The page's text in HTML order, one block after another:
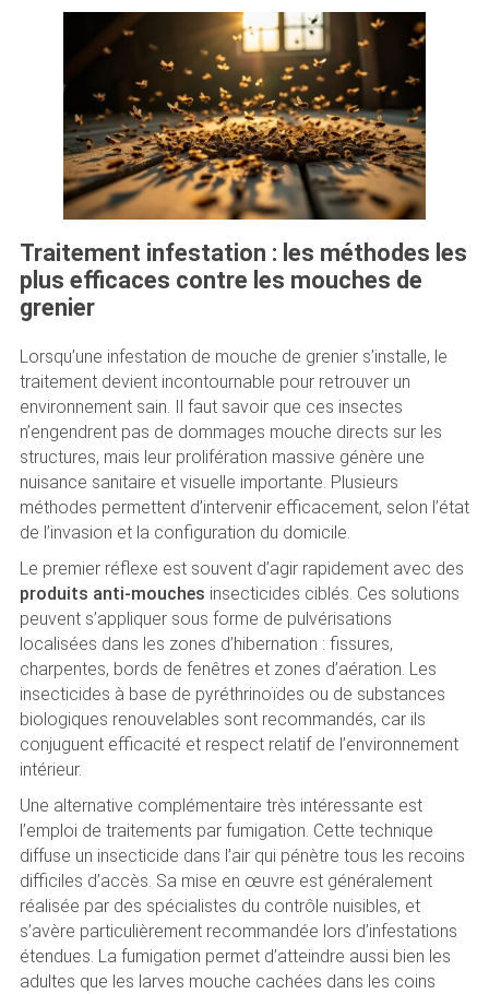
Traitement infestation : les méthodes les
plus efficaces contre les mouches de
grenier
Lorsqu’une infestation de mouche de grenier s’installe, le
traitement devient incontournable pour retrouver un
environnement sain. Il faut savoir que ces insectes
n’engendrent pas de dommages mouche directs sur les
structures, mais leur prolifération massive génère une
nuisance sanitaire et visuelle importante. Plusieurs
méthodes permettent d’intervenir efficacement, selon l’état
de l’invasion et la configuration du domicile.
Le premier réflexe est souvent d’agir rapidement avec des
produits anti-mouches insecticides ciblés. Ces solutions
peuvent s’appliquer sous forme de pulvérisations
localisées dans les zones d’hibernation : fissures,
charpentes, bords de fenêtres et zones d’aération. Les
insecticides à base de pyréthrinoïdes ou de substances
biologiques renouvelables sont recommandés, car ils
conjuguent efficacité et respect relatif de l’environnement
intérieur.
Une alternative complémentaire très intéressante est
l’emploi de traitements par fumigation. Cette technique
diffuse un insecticide dans l’air qui pénètre tous les recoins
difficiles d’accès. Sa mise en œuvre est généralement
réalisée par des spécialistes du contrôle nuisibles, et
s’avère particulièrement recommandée lors d’infestations
étendues. La fumigation permet d’atteindre aussi bien les
adultes que les larves mouche cachées dans les coins